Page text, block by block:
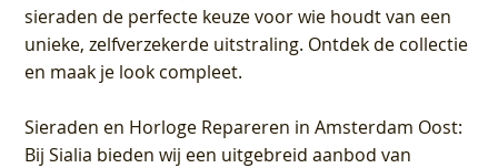
sieraden de perfecte keuze voor wie houdt van een
unieke, zelfverzekerde uitstraling. Ontdek de collectie
en maak je look compleet.
Sieraden en Horloge Repareren in Amsterdam Oost:
Bij Sialia bieden wij een uitgebreid aanbod van